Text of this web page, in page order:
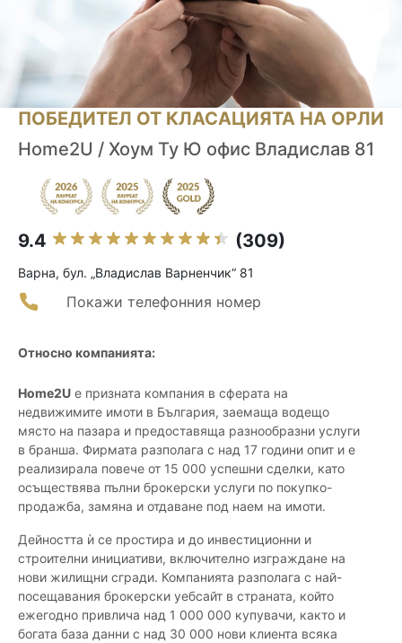
ПОБЕДИТЕЛ ОТ КЛАСАЦИЯТА НА ОРЛИ
Home2U / Хоум Ту Ю офис Владислав 81
9.4 (309)
Варна, бул. „Владислав Варненчик“ 81
Покажи телефонния номер
Относно компанията:
Home2U е призната компания в сферата на
недвижимите имоти в България, заемаща водещо
място на пазара и предоставяща разнообразни услуги
в бранша. Фирмата разполага с над 17 години опит и е
реализирала повече от 15 000 успешни сделки, като
осъществява пълни брокерски услуги по покупко-
продажба, замяна и отдаване под наем на имоти.
Дейността ѝ се простира и до инвестиционни и
строителни инициативи, включително изграждане на
нови жилищни сгради. Компанията разполага с най-
посещавания брокерски уебсайт в страната, който
ежегодно привлича над 1 000 000 купувачи, както и
богата база данни с над 30 000 нови клиента всяка